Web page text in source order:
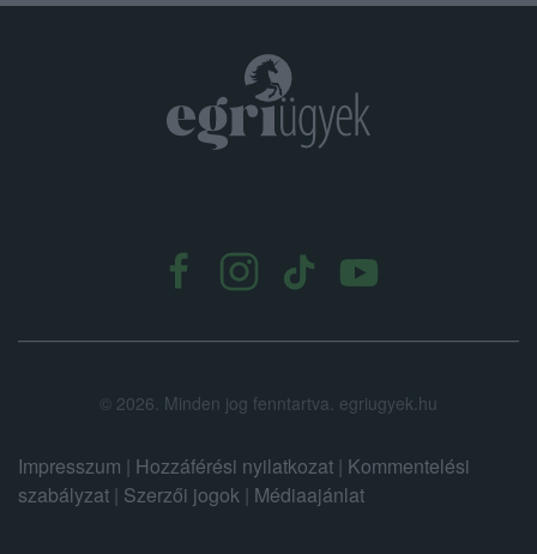
© 2026. Minden jog fenntartva. egriugyek.hu
Impresszum | Hozzáférési nyilatkozat | Kommentelési
szabályzat | Szerzői jogok | Médiaajánlat